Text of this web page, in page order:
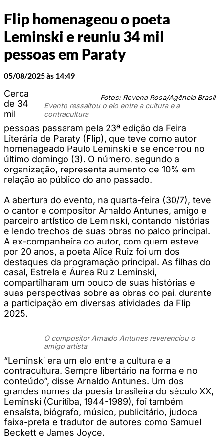
Flip homenageou o poeta
Leminski e reuniu 34 mil
pessoas em Paraty
05/08/2025 às 14:49
Fotos: Rovena Rosa/Agência Brasil
Evento ressaltou o elo entre a cultura e a
contracultura
Cerca
de 34
mil
pessoas passaram pela 23ª edição da Feira
Literária de Paraty (Flip), que teve como autor
homenageado Paulo Leminski e se encerrou no
último domingo (3). O número, segundo a
organização, representa aumento de 10% em
relação ao público do ano passado.
A abertura do evento, na quarta-feira (30/7), teve
o cantor e compositor Arnaldo Antunes, amigo e
parceiro artístico de Leminski, contando histórias
e lendo trechos de suas obras no palco principal.
A ex-companheira do autor, com quem esteve
por 20 anos, a poeta Alice Ruiz foi um dos
destaques da programação principal. As filhas do
casal, Estrela e Áurea Ruiz Leminski,
compartilharam um pouco de suas histórias e
suas perspectivas sobre as obras do pai, durante
a participação em diversas atividades da Flip
2025.
O compositor Arnaldo Antunes reverenciou o
amigo artista
“Leminski era um elo entre a cultura e a
contracultura. Sempre libertário na forma e no
conteúdo”, disse Arnaldo Antunes. Um dos
grandes nomes da poesia brasileira do século XX,
Leminski (Curitiba, 1944-1989), foi também
ensaísta, biógrafo, músico, publicitário, judoca
faixa-preta e tradutor de autores como Samuel
Beckett e James Joyce.